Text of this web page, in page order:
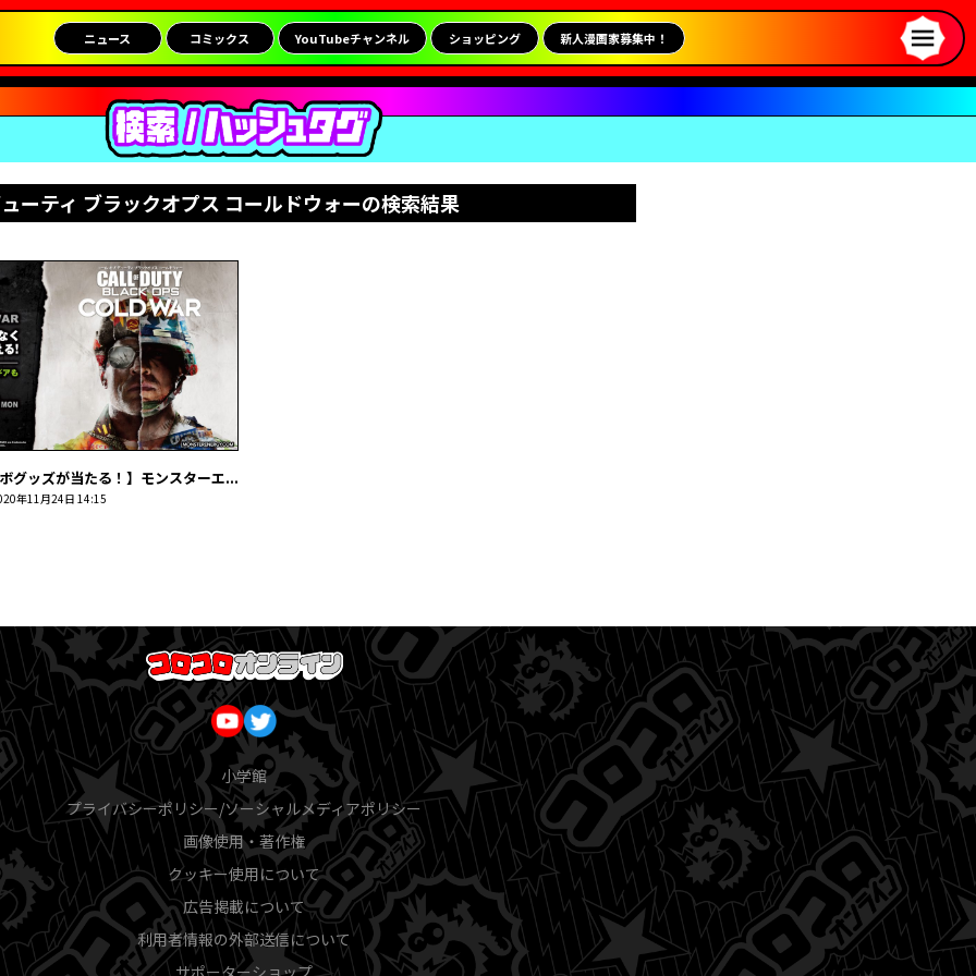
ニュース コミックス YouTubeチャンネル ショッピング 新人漫画家募集中！
ーティ ブラックオプス コールドウォーの検索結果
グッズが当たる！】モンスターエ...
年11月24日 14:15
小学館
プライバシーポリシー/ソーシャルメディアポリシー
画像使用・著作権
クッキー使用について
広告掲載について
利用者情報の外部送信について